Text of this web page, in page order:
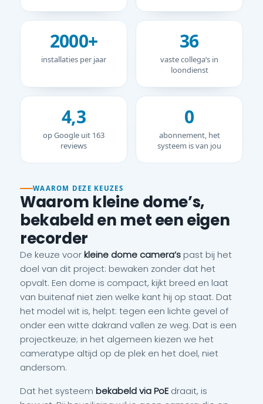
2000+
installaties per jaar
36
vaste collega’s in
loondienst
4,3
op Google uit 163
reviews
0
abonnement, het
systeem is van jou
WAAROM DEZE KEUZES
Waarom kleine dome’s,
bekabeld en met een eigen
recorder
De keuze voorkleine dome camera’s past bij het
doel van dit project: bewaken zonder dat het
opvalt. Een dome is compact, kijkt breed en laat
van buitenaf niet zien welke kant hij op staat. Dat
het model wit is, helpt: tegen een lichte gevel of
onder een witte dakrand vallen ze weg. Dat is een
projectkeuze; in het algemeen kiezen we het
cameratype altijd op de plek en het doel, niet
andersom.
Dat het systeem bekabeld via PoE draait, is